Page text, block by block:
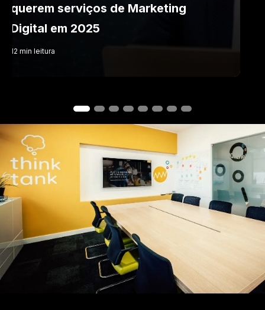
querem serviços de Marketing
Digital em 2025
12 min leitura